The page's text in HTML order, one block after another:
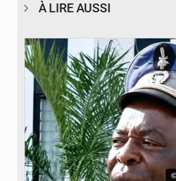
À LIRE AUSSI